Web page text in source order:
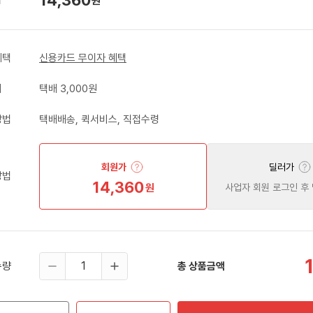
신용카드 무이자 혜택
택배 3,000원
택배배송, 퀵서비스, 직접수령
회원가
14,360원
딜러가
사업자 회원 로그인 후
량 총 상품금액